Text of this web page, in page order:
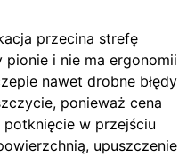
przecina strefę
i nie ma ergonomii
nawet drobne błędy
ponieważ cena
potknięcie w przejściu
upuszczenie